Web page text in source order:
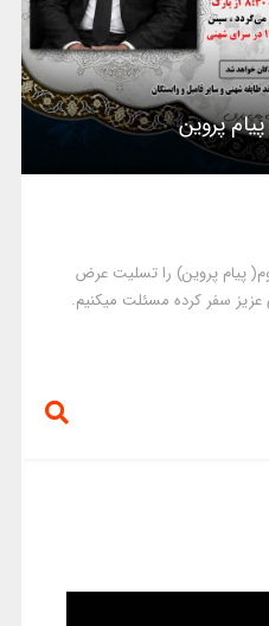
پروین
پیام پروین) را تسلیت عرض
عزیز سفر کرده مسئلت میکنیم.